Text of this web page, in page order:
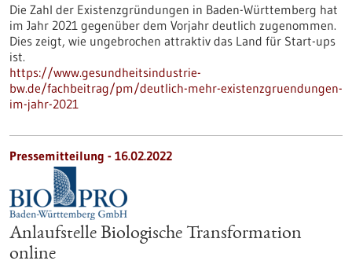
Die Zahl der Existenzgründungen in Baden-Württemberg hat
im Jahr 2021 gegenüber dem Vorjahr deutlich zugenommen.
Dies zeigt, wie ungebrochen attraktiv das Land für Start-ups
ist.
https://www.gesundheitsindustrie-
bw.de/fachbeitrag/pm/deutlich-mehr-existenzgruendungen-
im-jahr-2021
Pressemitteilung - 16.02.2022
Anlaufstelle Biologische Transformation
online